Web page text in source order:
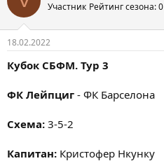
Участник Рейтинг сезона: 0
18.02.2022
Кубок СБФМ. Тур 3
ФК Лейпциг - ФК Барселона
Схема: 3-5-2
Капитан: Кристофер Нкунку